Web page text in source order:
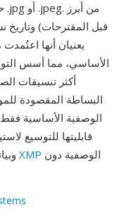
البساطة المقصودة
الوصفية الأساسية
XMP